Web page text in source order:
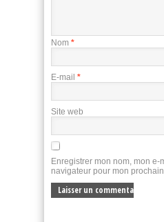
Nom *
E-mail *
Site web
Enregistrer mon nom, mon e-
navigateur pour mon